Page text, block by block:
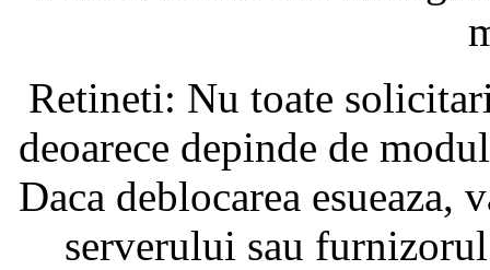
Retineti: Nu toate
deoarece depinde de
Daca deblocarea
serverului sau